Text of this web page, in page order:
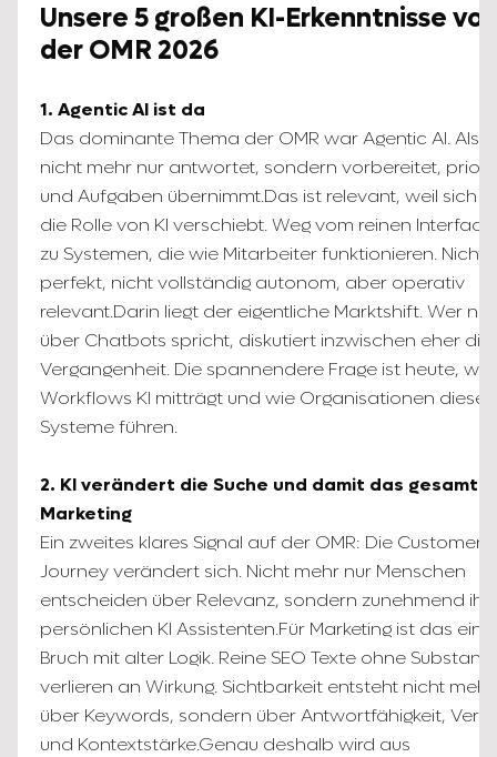
Unsere 5 großen KI-Erkenntnisse
der OMR 2026
1. Agentic AI ist da
Das dominante Thema der OMR war Agentic AI. Also
nicht mehr nur antwortet, sondern vorbereitet,
und Aufgaben übernimmt.Das ist relevant, weil sich
die Rolle von KI verschiebt. Weg vom reinen
zu Systemen, die wie Mitarbeiter funktionieren. Nicht
perfekt, nicht vollständig autonom, aber operativ
relevant.Darin liegt der eigentliche Marktshift. Wer
über Chatbots spricht, diskutiert inzwischen eher die
Vergangenheit. Die spannendere Frage ist heute,
Workflows KI mitträgt und wie Organisationen diese
Systeme führen.
2. KI verändert die Suche und damit das gesamte
Marketing
Ein zweites klares Signal auf der OMR: Die Customer
Journey verändert sich. Nicht mehr nur Menschen
entscheiden über Relevanz, sondern zunehmend
persönlichen KI Assistenten.Für Marketing ist das ein
Bruch mit alter Logik. Reine SEO Texte ohne Substanz
verlieren an Wirkung. Sichtbarkeit entsteht nicht
über Keywords, sondern über Antwortfähigkeit,
und Kontextstärke.Genau deshalb wird aus